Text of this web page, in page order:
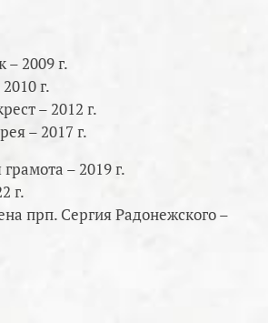
– 2009 г.
г.
– 2012 г.
– 2017 г.
– 2019 г.
г.
прп. Сергия Радонежского –